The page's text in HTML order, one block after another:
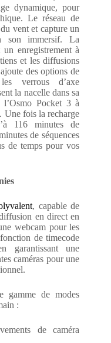
dynamique, pour
Le réseau de
vent et capture un
son immersif. La
enregistrement à
et les diffusions
des options de
verrous d’axe
la nacelle dans sa
l’Osmo Pocket 3 à
Une fois la recharge
116 minutes de
de séquences
de temps pour vos
, capable de
en direct en
webcam pour les
de timecode
garantissant une
caméras pour une
gamme de modes
:
de caméra